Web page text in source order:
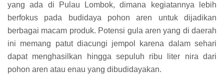
yang ada di Pulau Lombok, dimana kegiatannya lebih
berfokus pada budidaya pohon aren untuk dijadikan
berbagai macam produk. Potensi gula aren yang di daerah
ini memang patut diacungi jempol karena dalam sehari
dapat menghasilkan hingga sepuluh ribu liter nira dari
pohon aren atau enau yang dibudidayakan.